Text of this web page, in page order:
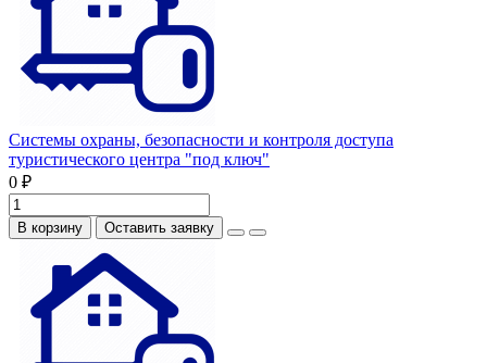
Системы охраны, безопасности и контроля доступа
туристического центра "под ключ"
0 ₽
В корзину Оставить заявку